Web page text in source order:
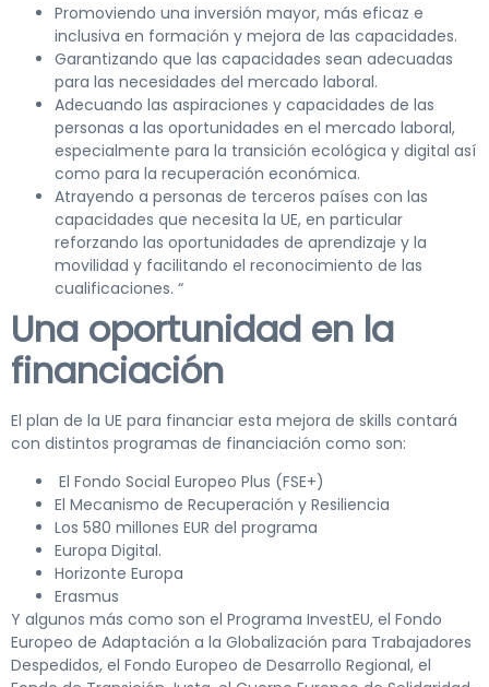
Promoviendo una inversión mayor, más eficaz e
inclusiva en formación y mejora de las capacidades.
Garantizando que las capacidades sean adecuadas
para las necesidades del mercado laboral.
Adecuando las aspiraciones y capacidades de las
personas a las oportunidades en el mercado laboral,
especialmente para la transición ecológica y digital así
como para la recuperación económica.
Atrayendo a personas de terceros países con las
capacidades que necesita la UE, en particular
reforzando las oportunidades de aprendizaje y la
movilidad y facilitando el reconocimiento de las
cualificaciones. “
Una oportunidad en la
financiación
El plan de la UE para financiar esta mejora de skills contará
con distintos programas de financiación como son:
El Fondo Social Europeo Plus (FSE+)
El Mecanismo de Recuperación y Resiliencia
Los 580 millones EUR del programa
Europa Digital.
Horizonte Europa
Erasmus
Y algunos más como son el Programa InvestEU, el Fondo
Europeo de Adaptación a la Globalización para Trabajadores
Despedidos, el Fondo Europeo de Desarrollo Regional, el